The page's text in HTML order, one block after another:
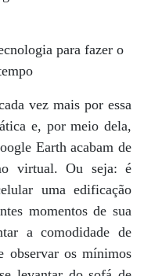
para fazer o
vez mais por essa
e, por meio dela,
Earth acabam de
virtual. Ou seja: é
uma edificação
momentos de sua
a comodidade de
observar os mínimos